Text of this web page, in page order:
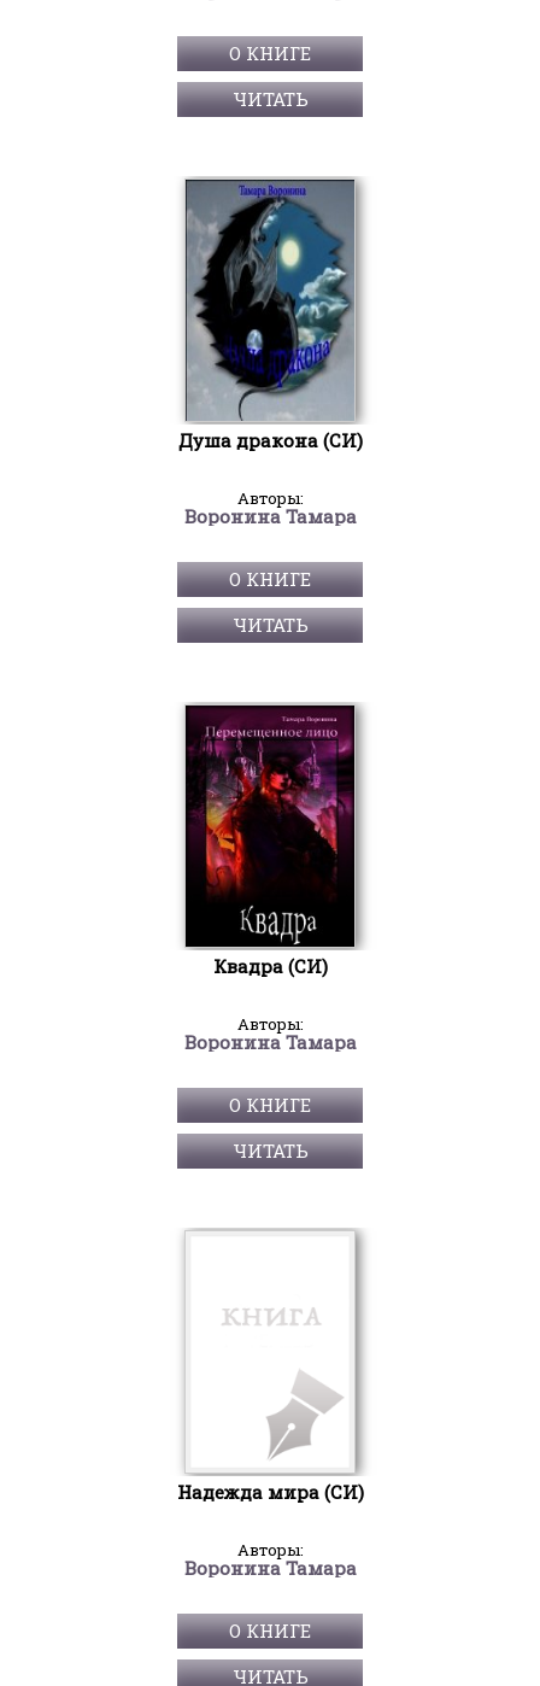
О КНИГЕ
ЧИТАТЬ
Душа дракона (СИ)
Авторы:
Воронина Тамара
О КНИГЕ
ЧИТАТЬ
Квадра (СИ)
Авторы:
Воронина Тамара
О КНИГЕ
ЧИТАТЬ
Надежда мира (СИ)
Авторы:
Воронина Тамара
О КНИГЕ
ЧИТАТЬ